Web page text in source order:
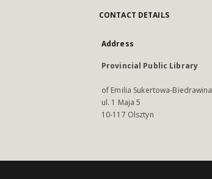
CONTACT DETAILS
Address
Provincial Public Library
of Emilia Sukertowa-Biedrawina
ul. 1 Maja 5
10-117 Olsztyn